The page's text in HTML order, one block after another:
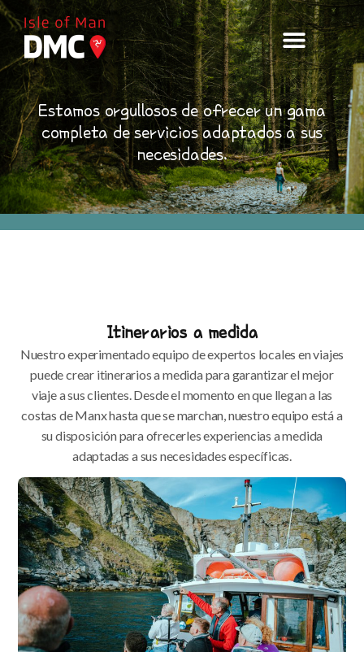
Estamos orgullosos de ofrecer ungama
completade servicios adaptados asus
necesidades.
Itinerarios a medida
Nuestro experimentado equipo de expertos locales en viajes
puede crear itinerarios a medida para garantizar el mejor
viaje a sus clientes. Desde el momento en que llegan a las
costas de Manx hasta que se marchan, nuestro equipo está a
su disposición para ofrecerles experiencias a medida
adaptadas a sus necesidades específicas.